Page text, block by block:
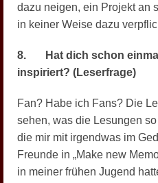
dazu neigen, ein Projekt an
in keiner Weise dazu
8.
Hat dich schon
inspiriert? (Leserfrage)
Fan? Habe ich Fans? Die
sehen, was die Lesungen
die mir mit irgendwas im
Freunde in „Make new
in meiner frühen Jugend